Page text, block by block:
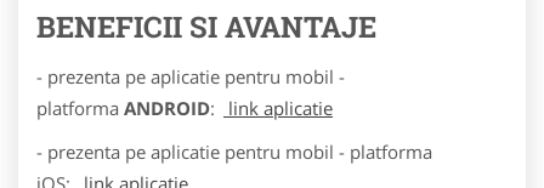
BENEFICII SI AVANTAJE
- prezenta pe aplicatie pentru mobil -
platforma ANDROID:
link aplicatie
- prezenta pe aplicatie pentru mobil - platforma
iOS:
link aplicatie